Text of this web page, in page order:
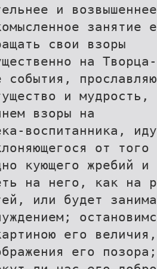
и
свои взоры
на
события,
и
взоры на
воспитанника,
от того
кующего жребий
на него, как на
или будет
его
его позора;